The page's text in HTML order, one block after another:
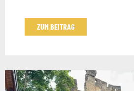
ZUM BEITRAG